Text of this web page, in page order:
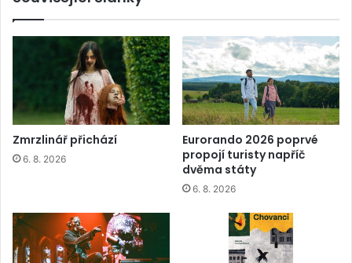
Zmrzlinář přichází
6. 8. 2026
Eurorando 2026 poprvé
propojí turisty napříč
dvěma státy
6. 8. 2026